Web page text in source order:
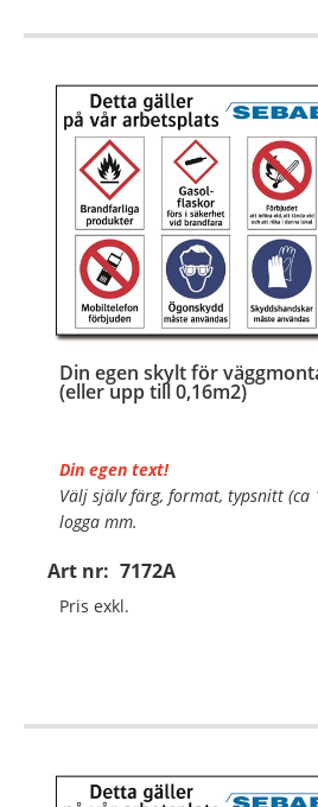
Din egen skylt för
(eller upp till 0,16m2)
Art nr: 7172A
Din egen text!
Välj själv färg, format, typsnitt (ca
logga mm.
Material:Plan aluminium,
Mått:420x375mm (eller annat
…
Pris exkl.